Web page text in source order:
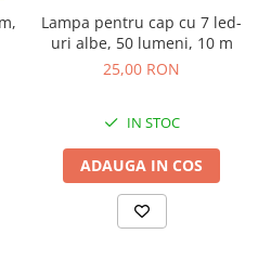
Lampa pentru cap cu 7 led-
uri albe, 50 lumeni, 10 m
25,00 RON
IN STOC
ADAUGA IN COS